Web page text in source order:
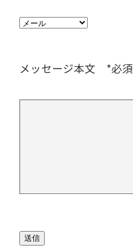
メッセージ本文 *必須